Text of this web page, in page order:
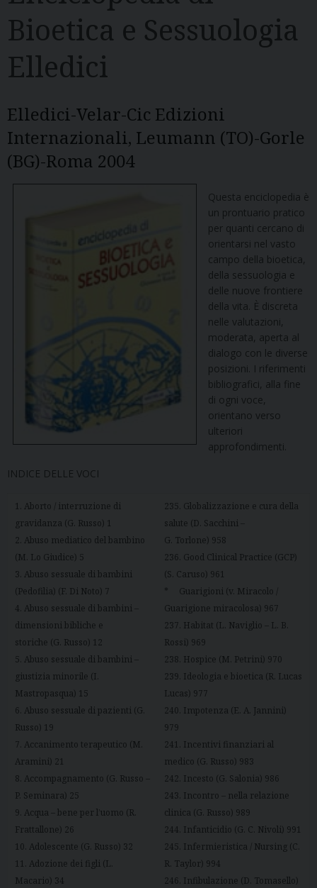
Bioetica e Sessuologia
Elledici
Elledici-Velar-Cic Edizioni
Internazionali, Leumann (TO)-Gorle
(BG)-Roma 2004
Questa enciclopedia è
un prontuario pratico
per quanti cercano di
orientarsi nel vasto
campo della bioetica,
della sessuologia e
delle nuove frontiere
della vita. È discreta
nelle valutazioni,
moderata, aperta al
dialogo con le diverse
posizioni. I riferimenti
bibliografici, alla fine
di ogni voce,
orientano verso
ulteriori
approfondimenti.
INDICE DELLE VOCI
1. Aborto / interruzione di
gravidanza (G. Russo) 1
2. Abuso mediatico del bambino
(M. Lo Giudice) 5
3. Abuso sessuale di bambini
(Pedofilia) (F. Di Noto) 7
4. Abuso sessuale di bambini –
dimensioni bibliche e
storiche (G. Russo) 12
5. Abuso sessuale di bambini –
giustizia minorile (I.
Mastropasqua) 15
6. Abuso sessuale di pazienti (G.
Russo) 19
7. Accanimento terapeutico (M.
Aramini) 21
8. Accompagnamento (G. Russo –
P. Seminara) 25
9. Acqua – bene per l’uomo (R.
Frattallone) 26
10. Adolescente (G. Russo) 32
11. Adozione dei figli (L.
Macario) 34
235. Globalizzazione e cura della
salute (D. Sacchini –
G. Torlone) 958
236. Good Clinical Practice (GCP)
(S. Caruso) 961
* Guarigioni (v. Miracolo /
Guarigione miracolosa) 967
237. Habitat (L. Naviglio – L. B.
Rossi) 969
238. Hospice (M. Petrini) 970
239. Ideologia e bioetica (R. Lucas
Lucas) 977
240. Impotenza (E. A. Jannini)
979
241. Incentivi finanziari al
medico (G. Russo) 983
242. Incesto (G. Salonia) 986
243. Incontro – nella relazione
clinica (G. Russo) 989
244. Infanticidio (G. C. Nivoli) 991
245. Infermieristica / Nursing (C.
R. Taylor) 994
246. Infibulazione (D. Tomasello)